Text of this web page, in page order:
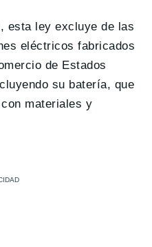
esta ley excluye de las
eléctricos fabricados
de Estados
su batería, que
materiales y